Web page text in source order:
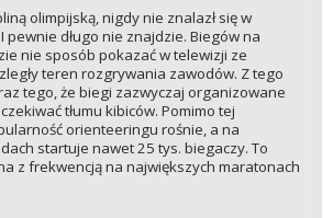
olimpijską, nigdy nie znalazł się w
pewnie długo nie znajdzie. Biegów na
nie sposób pokazać w telewizji ze
teren rozgrywania zawodów. Z tego
tego, że biegi zazwyczaj organizowane
tłumu kibiców. Pomimo tej
orienteeringu rośnie, a na
startuje nawet 25 tys. biegaczy. To
z frekwencją na największych maratonach